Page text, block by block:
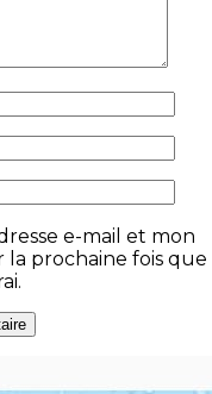
e-mail et mon
la prochaine fois que